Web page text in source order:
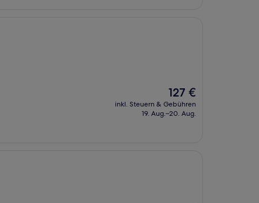
Der
Preis
beträgt
127 €
inkl. Steuern & Gebühren
19. Aug.–20. Aug.